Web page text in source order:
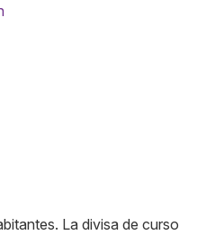
La divisa de curso